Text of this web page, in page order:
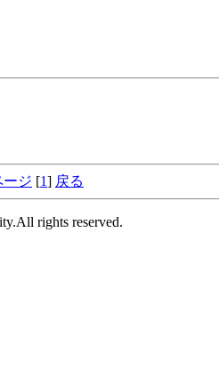
ジ [1] 戻る
rights reserved.